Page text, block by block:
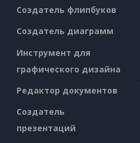
Создатель флипбуков
Создатель диаграмм
Инструмент для
графического дизайна
Редактор документов
Создатель
презентаций